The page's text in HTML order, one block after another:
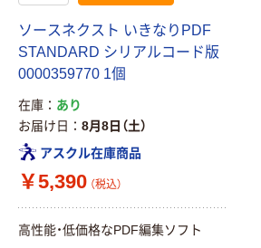
ソースネクスト いきなりPDF
STANDARD シリアルコード版
0000359770 1個
在庫
あり
お届け日
8月8日（土）
アスクル在庫商品
￥5,390 （税込）
高性能・低価格なPDF編集ソフト